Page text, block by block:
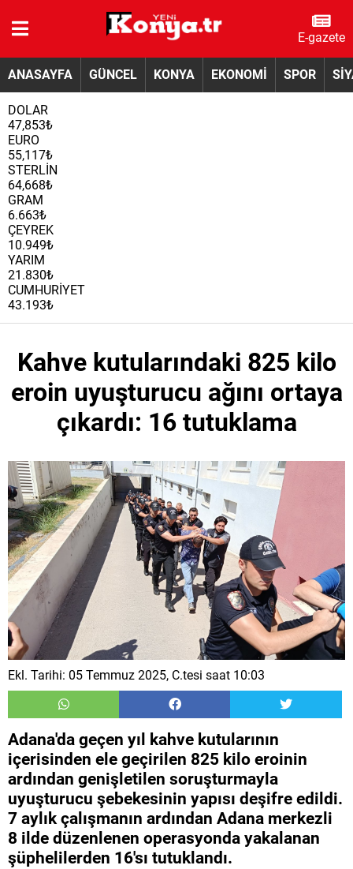
E-gazete
ANASAYFA GÜNCEL KONYA EKONOMİ SPOR
DOLAR
47,853₺
EURO
55,117₺
STERLİN
64,668₺
GRAM
6.663₺
ÇEYREK
10.949₺
YARIM
21.830₺
CUMHURİYET
43.193₺
Kahve kutularındaki 825 kilo
eroin uyuşturucu ağını ortaya
çıkardı: 16 tutuklama
Ekl. Tarihi: 05 Temmuz 2025, C.tesi saat 10:03
Adana'da geçen yıl kahve kutularının
içerisinden ele geçirilen 825 kilo eroinin
ardından genişletilen soruşturmayla
uyuşturucu şebekesinin yapısı deşifre edildi.
7 aylık çalışmanın ardından Adana merkezli
8 ilde düzenlenen operasyonda yakalanan
şüphelilerden 16'sı tutuklandı.